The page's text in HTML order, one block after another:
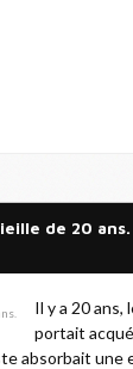
de 20 ans.
Il y a 20 ans,
portait
absorbait une